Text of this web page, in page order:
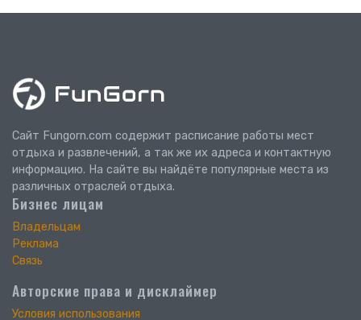
Сайт Fungorn.com содержит расписание работы мест
отдыха и развлечений, а так же их адреса и контактную
информацию. На сайте вы найдёте популярные места из
различных отраслей отдыха.
Бизнес лицам
Владельцам
Реклама
Связь
Авторские права и дисклаймер
Условия использования